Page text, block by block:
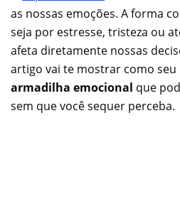
as nossas emoções. A forma
seja por estresse, tristeza ou
afeta diretamente nossas
artigo vai te mostrar como
armadilha emocional que
sem que você sequer perceba.